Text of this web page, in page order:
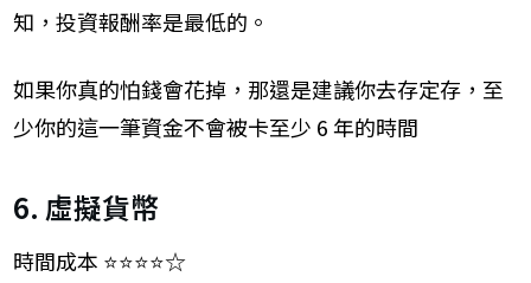
知，投資報酬率是最低的。
如果你真的怕錢會花掉，那還是建議你去存定存，至
少你的這一筆資金不會被卡至少 6 年的時間
6. 虛擬貨幣
時間成本 ⭐⭐⭐⭐☆